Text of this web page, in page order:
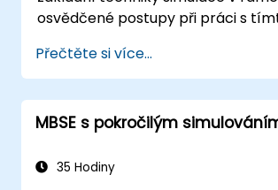
osvědčené postupy při práci s
tvorby šablon a generování
si rovněž vyzkouší, jak fungují
v rámci MagicDraw a k čemu lze
Přečtěte si více...
MBSE s pokročilým
35 Hodiny